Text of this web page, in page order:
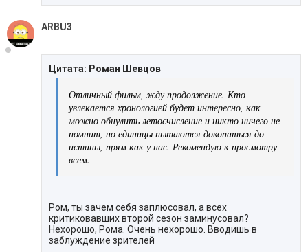
ARBU3
Цитата: Роман Шевцов
Отличный фильм, жду продолжение. Кто
увлекается хронологией будет интересно, как
можно обнулить летосчисление и никто ничего не
помнит, но единицы пытаются докопаться до
истины, прям как у нас. Рекомендую к просмотру
всем.
Ром, ты зачем себя заплюсовал, а всех
критиковавших второй сезон заминусовал?
Нехорошо, Рома. Очень нехорошо. Вводишь в
заблуждение зрителей